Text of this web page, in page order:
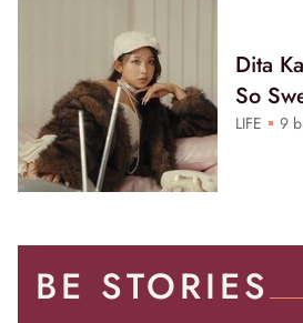
Dita
So
LIFE 9
BE STORIES